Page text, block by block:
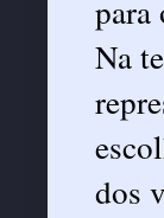
para
Na
dos